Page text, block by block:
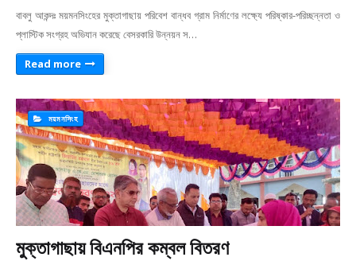
বাবলু আকন্দঃ ময়মনসিংহের মুক্তাগাছায় পরিবেশ বান্ধব গ্রাম নির্মাণের লক্ষ্যে পরিষ্কার-পরিচ্ছন্নতা ও
প্লাস্টিক সংগ্রহ অভিযান করেছে বেসরকারি উন্নয়ন স…
Read more
ময়মনসিংহ
মুক্তাগাছায় বিএনপির কম্বল বিতরণ